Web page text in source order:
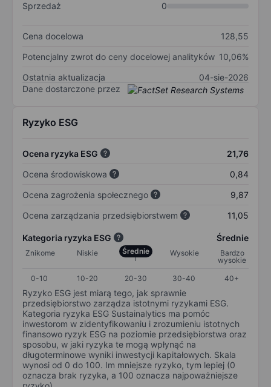
Sprzedaż
0
Cena docelowa
128,55
Potencjalny zwrot do ceny docelowej analityków 10,06%
Ostatnia aktualizacja
04-sie-2026
Dane dostarczone przez
Ryzyko ESG
Ocena ryzyka ESG
21,76
Ocena środowiskowa
0,84
Ocena zagrożenia społecznego
9,87
Ocena zarządzania przedsiębiorstwem
11,05
Kategoria ryzyka ESG Średnie
Znikome Niskie Średnie Wysokie
Bardzo
wysokie
0-10
10-20 20-30 30-40 40+
Ryzyko ESG jest miarą tego, jak sprawnie
przedsiębiorstwo zarządza istotnymi ryzykami ESG.
Kategoria ryzyka ESG Sustainalytics ma pomóc
inwestorom w zidentyfikowaniu i zrozumieniu istotnych
finansowo ryzyk ESG na poziomie przedsiębiorstwa oraz
sposobu, w jaki ryzyka te mogą wpłynąć na
długoterminowe wyniki inwestycji kapitałowych. Skala
wynosi od 0 do 100. Im mniejsze ryzyko, tym lepiej (0
oznacza brak ryzyka, a 100 oznacza najpoważniejsze